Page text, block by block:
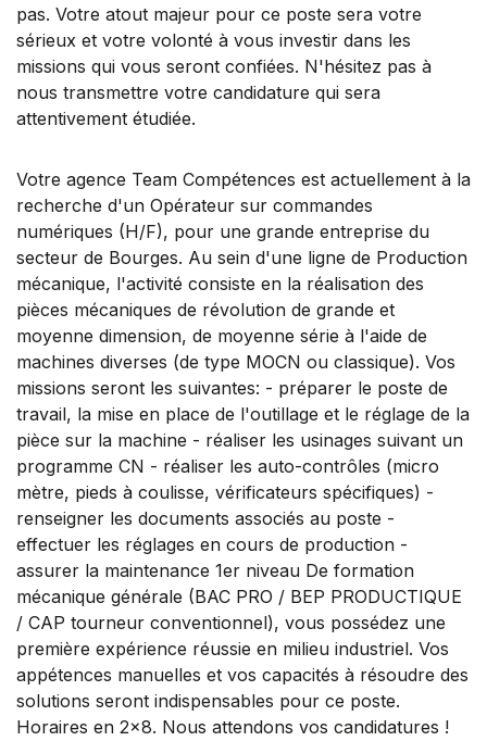
pas. Votre atout majeur pour ce poste sera votre
sérieux et votre volonté à vous investir dans les
missions qui vous seront confiées. N'hésitez pas à
nous transmettre votre candidature qui sera
attentivement étudiée.
Votre agence Team Compétences est actuellement à la
recherche d'un Opérateur sur commandes
numériques (H/F), pour une grande entreprise du
secteur de Bourges. Au sein d'une ligne de Production
mécanique, l'activité consiste en la réalisation des
pièces mécaniques de révolution de grande et
moyenne dimension, de moyenne série à l'aide de
machines diverses (de type MOCN ou classique). Vos
missions seront les suivantes: - préparer le poste de
travail, la mise en place de l'outillage et le réglage de la
pièce sur la machine - réaliser les usinages suivant un
programme CN - réaliser les auto-contrôles (micro
mètre, pieds à coulisse, vérificateurs spécifiques) -
renseigner les documents associés au poste -
effectuer les réglages en cours de production -
assurer la maintenance 1er niveau De formation
mécanique générale (BAC PRO / BEP PRODUCTIQUE
/ CAP tourneur conventionnel), vous possédez une
première expérience réussie en milieu industriel. Vos
appétences manuelles et vos capacités à résoudre des
solutions seront indispensables pour ce poste.
Horaires en 2x8. Nous attendons vos candidatures !